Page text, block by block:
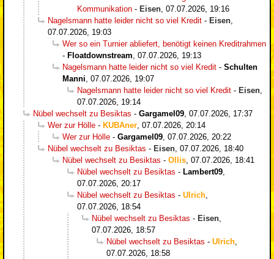
Kommunikation - Eisen, 07.07.2026, 19:16
Nagelsmann hatte leider nicht so viel Kredit - Eisen,
07.07.2026, 19:03
Wer so ein Turnier abliefert, benötigt keinen Kreditrahmen
- Floatdownstream, 07.07.2026, 19:13
Nagelsmann hatte leider nicht so viel Kredit - Schulten
Manni, 07.07.2026, 19:07
Nagelsmann hatte leider nicht so viel Kredit - Eisen,
07.07.2026, 19:14
Nübel wechselt zu Besiktas - Gargamel09, 07.07.2026, 17:37
Wer zur Hölle - KUBAner, 07.07.2026, 20:14
Wer zur Hölle - Gargamel09, 07.07.2026, 20:22
Nübel wechselt zu Besiktas - Eisen, 07.07.2026, 18:40
Nübel wechselt zu Besiktas - Ollis, 07.07.2026, 18:41
Nübel wechselt zu Besiktas - Lambert09,
07.07.2026, 20:17
Nübel wechselt zu Besiktas - Ulrich,
07.07.2026, 18:54
Nübel wechselt zu Besiktas - Eisen,
07.07.2026, 18:57
Nübel wechselt zu Besiktas - Ulrich,
07.07.2026, 18:58